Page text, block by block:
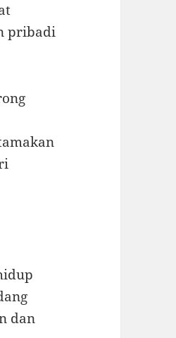
pribadi
dan